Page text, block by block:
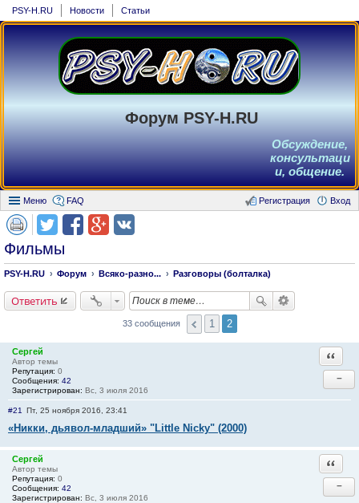
PSY-H.RU Новости Статьи
Форум PSY-H.RU
Обсуждение,
консультаци
и, общение.
Меню FAQ Вход
Регистрация
Фильмы
PSY-H.RU Форум Всяко-разно... Разговоры (болталка)
Ответить
33 сообщения 1 2
Сергей
Автор темы
Репутация: 0
Сообщения: 42
Зарегистрирован: Вс, 3 июля 2016
−
#21 Пт, 25 ноября 2016, 23:41
«Никки, дьявол-младший» "Little Nicky" (2000)
Сергей
Автор темы
Репутация: 0
Сообщения: 42
Зарегистрирован: Вс, 3 июля 2016
−